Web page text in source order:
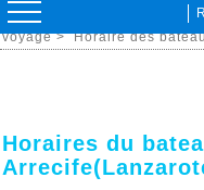
> Cadiz
voyage > Horaire des
Horaires du